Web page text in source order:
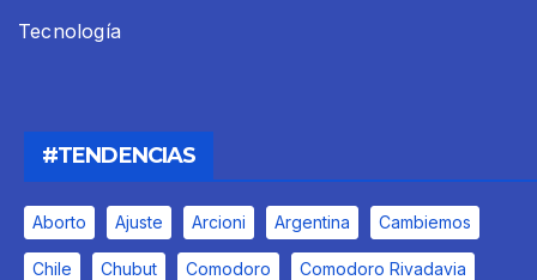
Tecnología
#TENDENCIAS
Aborto Ajuste Arcioni Argentina Cambiemos
Chile Chubut Comodoro Comodoro Rivadavia